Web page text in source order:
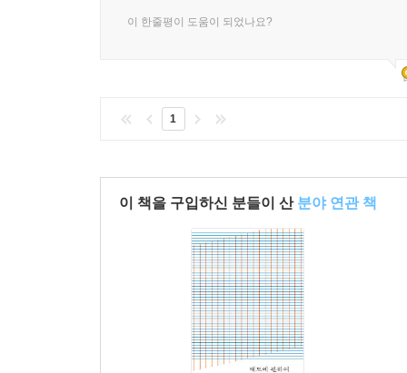
이 한줄평이 도움이 되었나요?
1
이 책을 구입하신 분들이 산 분야 연관 책